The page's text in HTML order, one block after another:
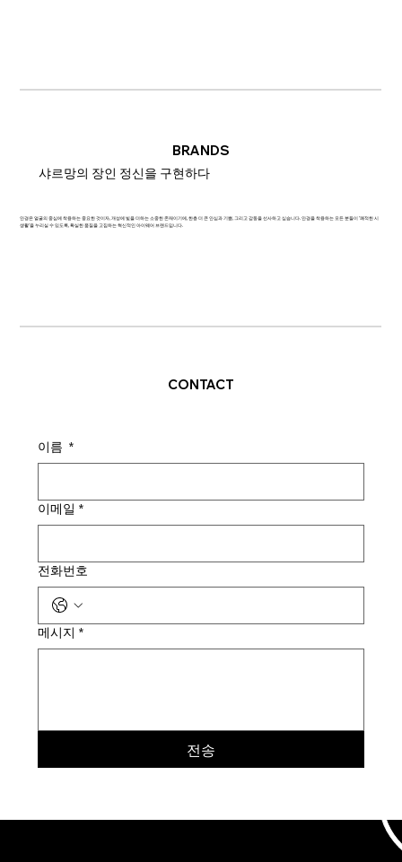
BRANDS
샤르망의 장인 정신을 구현하다
안경은 얼굴의 중심에 착용하는 중요한 것이자, 개성에 빛을 더하는 소중한 존재이기에, 한층 더 큰 안심과 기쁨, 그리고 감동을 선사하고 싶습니다. 안경을 착용하는 모든 분들이 '쾌적한 시
생활'을 누리실 수 있도록, 확실한 품질을 고집하는 혁신적인 아이웨어 브랜드입니다.
CONTACT
이름 *
이메일 *
전화번호
메시지 *
전송